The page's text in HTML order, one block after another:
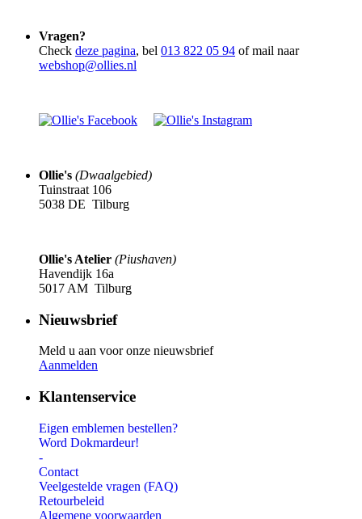
Vragen?
Check deze pagina, bel 013 822 05 94 of mail naar
webshop@ollies.nl
Ollie's (Dwaalgebied)
Tuinstraat 106
5038 DE Tilburg
Ollie's Atelier (Piushaven)
Havendijk 16a
5017 AM Tilburg
Nieuwsbrief
Meld u aan voor onze nieuwsbrief
Aanmelden
Klantenservice
Eigen emblemen bestellen?
Word Dokmardeur!
-
Contact
Veelgestelde vragen (FAQ)
Retourbeleid
Algemene voorwaarden